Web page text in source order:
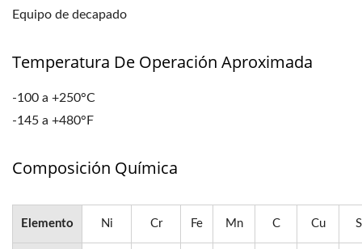
Equipo de decapado
Temperatura De Operación Aproximada
-100 a +250°C
-145 a +480°F
Composición Química
Elemento Ni Cr Fe Mn C Cu